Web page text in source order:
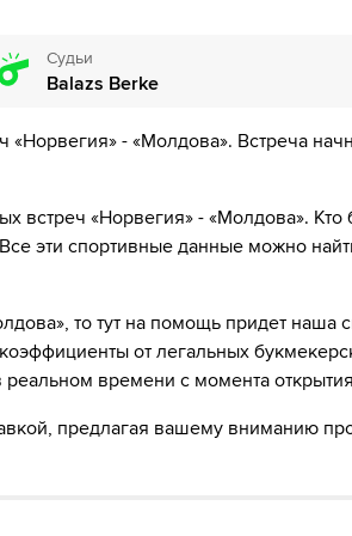
подножку. Пострадал Дэвид
Судьи
Balazs Berke
- «Молдова». Встреча
встреч «Норвегия» - «Молдова». Кто
эти спортивные данные можно
то тут на помощь придет наша
от легальных
времени с момента
предлагая вашему вниманию